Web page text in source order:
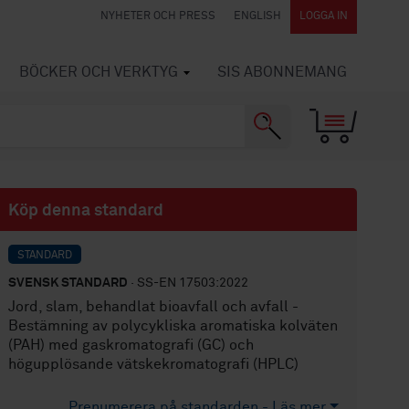
NYHETER OCH PRESS ENGLISH LOGGA IN
BÖCKER OCH VERKTYG SIS ABONNEMANG
Köp denna standard
STANDARD
SVENSK STANDARD · SS-EN 17503:2022
Jord, slam, behandlat bioavfall och avfall -
Bestämning av polycykliska aromatiska kolväten
(PAH) med gaskromatografi (GC) och
högupplösande vätskekromatografi (HPLC)